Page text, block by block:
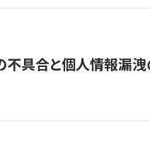
不具合と個人情報漏